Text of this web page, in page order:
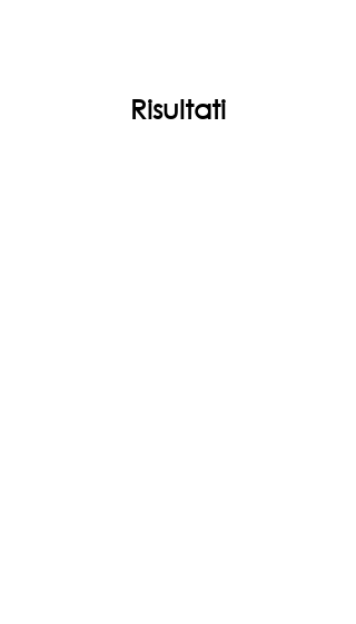
Risultati